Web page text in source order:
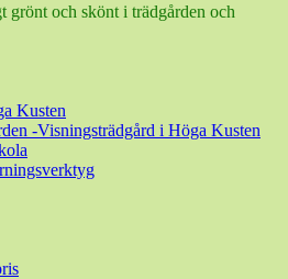
och skönt i trädgården och
Kusten
-Visningsträdgård i Höga Kusten